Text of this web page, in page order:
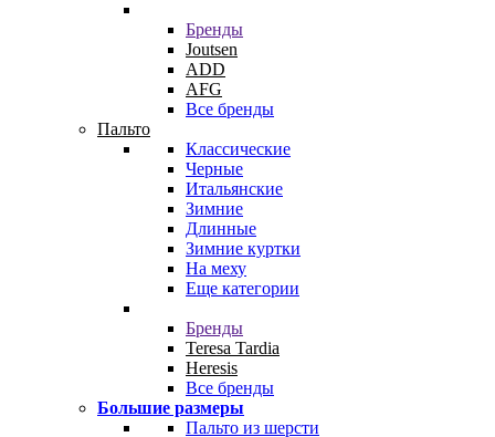
Бренды
Joutsen
ADD
AFG
Все бренды
Пальто
Классические
Черные
Итальянские
Зимние
Длинные
Зимние куртки
На меху
Еще категории
Бренды
Teresa Tardia
Heresis
Все бренды
Большие размеры
Пальто из шерсти